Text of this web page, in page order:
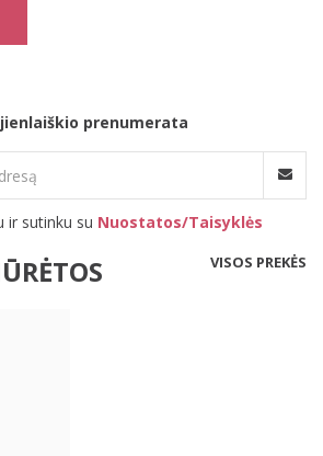
prenumerata
ir sutinku su Nuostatos/Taisyklės
VISOS PREKĖS